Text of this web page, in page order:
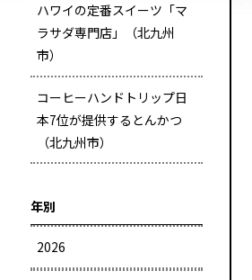
ハワイの定番スイーツ「マ
ラサダ専門店」（北九州
市）
コーヒーハンドトリップ日
本7位が提供するとんかつ
（北九州市）
年別
2026